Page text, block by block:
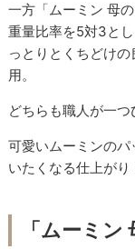
一方「ムーミン 母
重量比率を5対3と
っとりとくちどけ
用。
どちらも職人が一つ
可愛いムーミンの
いたくなる仕上がり
「ムーミ